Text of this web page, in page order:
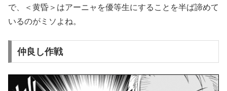
で、＜黄昏＞はアーニャを優等生にすることを半ば諦めて
いるのがミソよね。
仲良し作戦